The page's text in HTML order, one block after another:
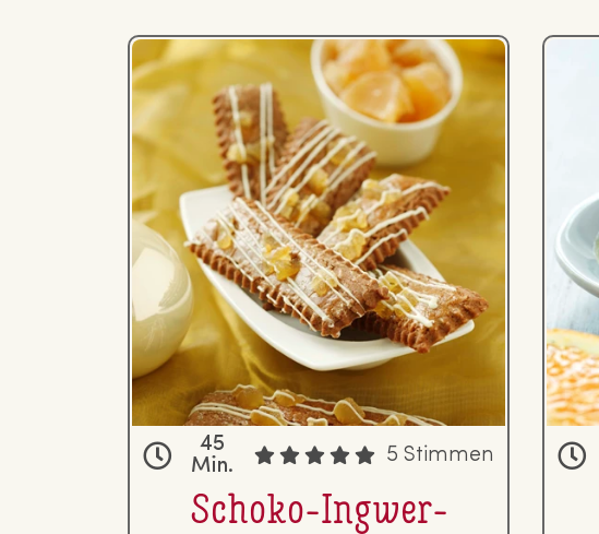
45
Min.
5 Stimmen
Schoko-Ingwer-